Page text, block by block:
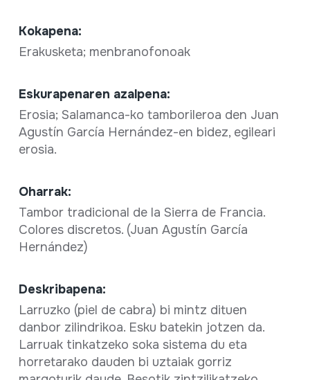
Kokapena:
Erakusketa; menbranofonoak
Eskurapenaren azalpena:
Erosia; Salamanca-ko tamborileroa den Juan
Agustín García Hernández-en bidez, egileari
erosia.
Oharrak:
Tambor tradicional de la Sierra de Francia.
Colores discretos. (Juan Agustín García
Hernández)
Deskribapena:
Larruzko (piel de cabra) bi mintz dituen
danbor zilindrikoa. Esku batekin jotzen da.
Larruak tinkatzeko soka sistema du eta
horretarako dauden bi uztaiak gorriz